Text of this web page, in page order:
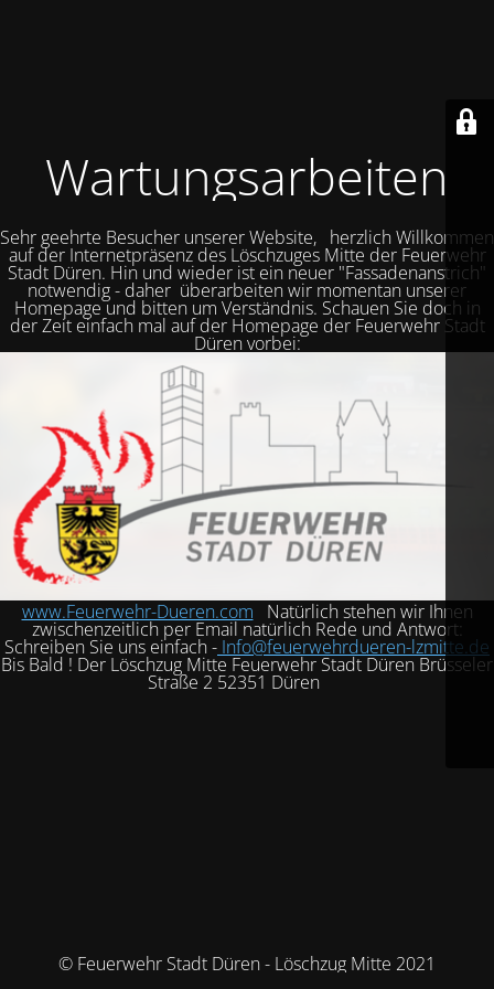
Wartungsarbeiten
Sehr geehrte Besucher unserer Website, herzlich Willkommen
auf der Internetpräsenz des Löschzuges Mitte der Feuerwehr
Stadt Düren. Hin und wieder ist ein neuer "Fassadenanstrich"
notwendig - daher überarbeiten wir momentan unserer
Homepage und bitten um Verständnis. Schauen Sie doch in
der Zeit einfach mal auf der Homepage der Feuerwehr Stadt
Düren vorbei:
www.Feuerwehr-Dueren.com Natürlich stehen wir Ihnen
zwischenzeitlich per Email natürlich Rede und Antwort:
Schreiben Sie uns einfach - Info@feuerwehrdueren-lzmitte.de
Bis Bald ! Der Löschzug Mitte Feuerwehr Stadt Düren Brüsseler
Straße 2 52351 Düren
© Feuerwehr Stadt Düren - Löschzug Mitte 2021